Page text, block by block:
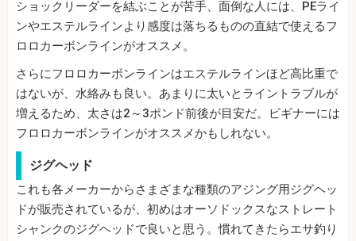
ショックリーダーを結ぶことが苦手、面倒な人には、PEライ
ンやエステルラインより感度は落ちるものの直結で使えるフ
ロロカーボンラインがオススメ。
さらにフロロカーボンラインはエステルラインほど高比重で
はないが、水絡みも良い。あまりに太いとライントラブルが
増えるため、太さは2～3ポンド前後が目安だ。ビギナーには
フロロカーボンラインがオススメかもしれない。
ジグヘッド
これも各メーカーからさまざまな種類のアジング用ジグヘッ
ドが販売されているが、初めはオーソドックスなストレート
シャンクのジグヘッドで良いと思う。慣れてきたらエサ釣り